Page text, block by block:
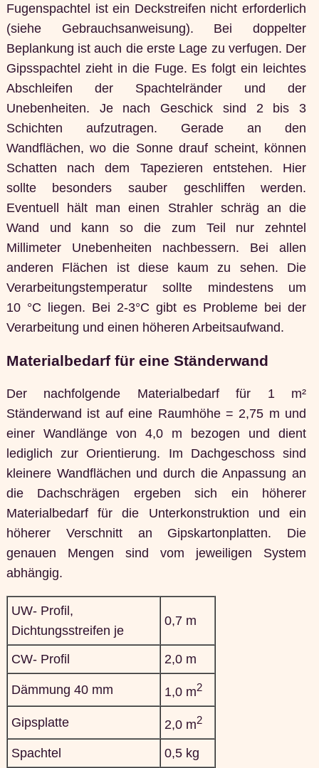
Fugenspachtel ist ein Deckstreifen nicht erforderlich
(siehe Gebrauchsanweisung). Bei doppelter
Beplankung ist auch die erste Lage zu verfugen. Der
Gipsspachtel zieht in die Fuge. Es folgt ein leichtes
Abschleifen der Spachtelränder und der
Unebenheiten. Je nach Geschick sind 2 bis 3
Schichten aufzutragen. Gerade an den
Wandflächen, wo die Sonne drauf scheint, können
Schatten nach dem Tapezieren entstehen. Hier
sollte besonders sauber geschliffen werden.
Eventuell hält man einen Strahler schräg an die
Wand und kann so die zum Teil nur zehntel
Millimeter Unebenheiten nachbessern. Bei allen
anderen Flächen ist diese kaum zu sehen. Die
Verarbeitungstemperatur sollte mindestens um
10 °C liegen. Bei 2-3°C gibt es Probleme bei der
Verarbeitung und einen höheren Arbeitsaufwand.
Materialbedarf für eine Ständerwand
Der nachfolgende Materialbedarf für 1 m²
Ständerwand ist auf eine Raumhöhe = 2,75 m und
einer Wandlänge von 4,0 m bezogen und dient
lediglich zur Orientierung. Im Dachgeschoss sind
kleinere Wandflächen und durch die Anpassung an
die Dachschrägen ergeben sich ein höherer
Materialbedarf für die Unterkonstruktion und ein
höherer Verschnitt an Gipskartonplatten. Die
genauen Mengen sind vom jeweiligen System
abhängig.
UW- Profil,
Dichtungsstreifen je
0,7 m
CW- Profil 2,0 m
Dämmung 40 mm 1,0 m2
Gipsplatte 2,0 m2
Spachtel
0,5 kg